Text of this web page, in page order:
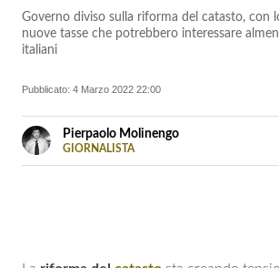
Governo diviso sulla riforma del catasto, con
nuove tasse che potrebbero interessare
italiani
Pubblicato: 4 Marzo 2022 22:00
Pierpaolo Molinengo
GIORNALISTA
Pierpaolo Molinengo, giornalista dal